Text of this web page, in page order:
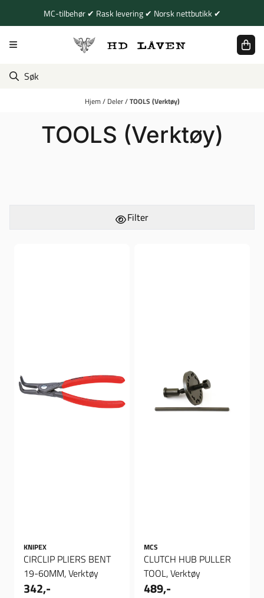
Hopp til innholdMC-tilbehør ✔ Rask levering ✔ Norsk nettbutikk ✔
Hjem/ Deler/TOOLS (Verktøy)
TOOLS (Verktøy)
Filter
KNIPEX
CIRCLIP PLIERS BENT
19-60MM, Verktøy
342,-
MCS
CLUTCH HUB PULLER
TOOL, Verktøy
489,-